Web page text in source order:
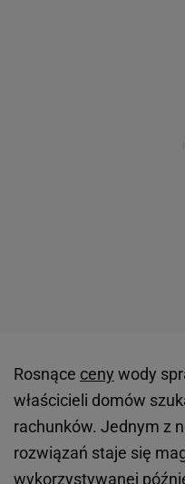
Rosnące ceny wody
właścicieli domów
rachunków. Jednym z
rozwiązań staje się
wykorzystywanej